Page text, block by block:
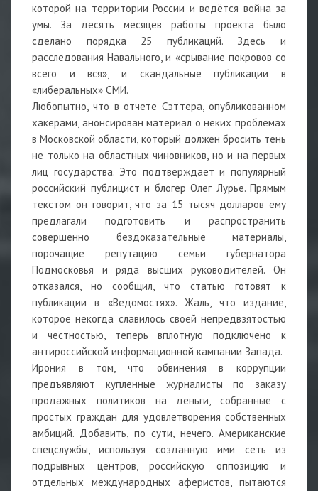
которой на территории России и ведётся война за
умы. За десять месяцев работы проекта было
сделано порядка 25 публикаций. Здесь и
расследования Навального, и «срывание покровов со
всего и вся», и скандальные публикации в
«либеральных» СМИ.
Любопытно, что в отчете Сэттера, опубликованном
хакерами, анонсирован материал о неких проблемах
в Московской области, который должен бросить тень
не только на областных чиновников, но и на первых
лиц государства. Это подтверждает и популярный
российский публицист и блогер Олег Лурье. Прямым
текстом он говорит, что за 15 тысяч долларов ему
предлагали подготовить и распространить
совершенно бездоказательные материалы,
порочащие репутацию семьи губернатора
Подмосковья и ряда высших руководителей. Он
отказался, но сообщил, что статью готовят к
публикации в «Ведомостях». Жаль, что издание,
которое некогда славилось своей непредвзятостью
и честностью, теперь вплотную подключено к
антироссийской информационной кампании Запада.
Ирония в том, что обвинения в коррупции
предъявляют купленные журналисты по заказу
продажных политиков на деньги, собранные с
простых граждан для удовлетворения собственных
амбиций. Добавить, по сути, нечего. Американские
спецслужбы, используя созданную ими сеть из
подрывных центров, российскую оппозицию и
отдельных международных аферистов, пытаются